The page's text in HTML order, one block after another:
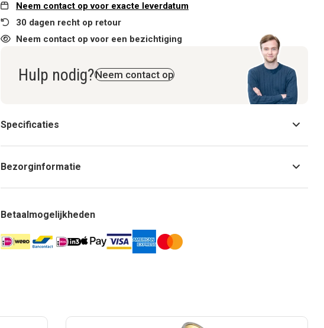
Neem contact op voor exacte leverdatum
30 dagen recht op retour
Neem contact op voor een bezichtiging
Hulp nodig?Neem contact op
Specificaties
Bezorginformatie
Betaalmogelijkheden